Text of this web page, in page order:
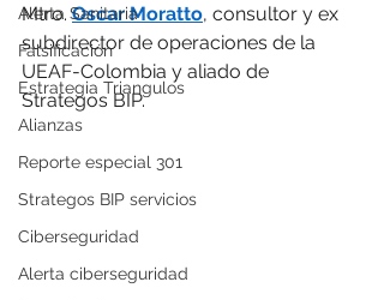
Alerta Sanitaria
Falsificación
Estrategia Triangulos
Alianzas
Reporte especial 301
Strategos BIP servicios
Ciberseguridad
Alerta ciberseguridad
Mtro. Oscar Moratto, consultor y ex
subdirector de operaciones de la
UEAF-Colombia y aliado de
Strategos BIP.